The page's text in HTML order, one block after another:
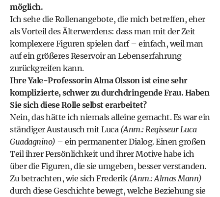
möglich.
Ich sehe die Rollenangebote, die mich betreffen, eher
als Vorteil des Älterwerdens: dass man mit der Zeit
komplexere Figuren spielen darf – einfach, weil man
auf ein größeres Reservoir an Lebenserfahrung
zurückgreifen kann.
Ihre Yale-Professorin Alma Olsson ist eine sehr
komplizierte, schwer zu durchdringende Frau. Haben
Sie sich diese Rolle selbst erarbeitet?
Nein, das hätte ich niemals alleine gemacht. Es war ein
ständiger Austausch mit Luca (Anm.: Regisseur Luca
Guadagnino) – ein permanenter Dialog. Einen großen
Teil ihrer Persönlichkeit und ihrer Motive habe ich
über die Figuren, die sie umgeben, besser verstanden.
Zu betrachten, wie sich Frederik (Anm.: Almas Mann)
durch diese Geschichte bewegt, welche Beziehung sie